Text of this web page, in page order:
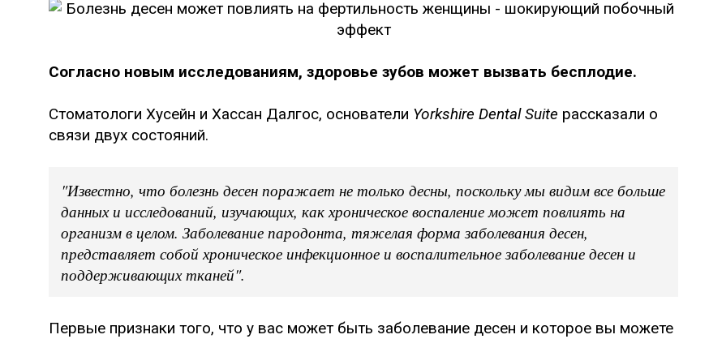
Согласно новым исследованиям, здоровье зубов может вызвать бесплодие.
Стоматологи Хусейн и Хассан Далгос, основатели Yorkshire Dental Suite рассказали о
связи двух состояний.
"Известно, что болезнь десен поражает не только десны, поскольку мы видим все больше
данных и исследований, изучающих, как хроническое воспаление может повлиять на
организм в целом. Заболевание пародонта, тяжелая форма заболевания десен,
представляет собой хроническое инфекционное и воспалительное заболевание десен и
поддерживающих тканей".
Первые признаки того, что у вас может быть заболевание десен и которое вы можете